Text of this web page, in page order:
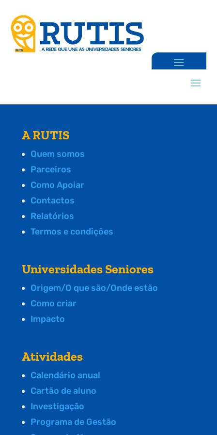
A RUTIS
Quem somos
Parceiros
Como Apoiar
Contactos
Relatórios
Termos e condições
Universidades Seniores
Origem/O que são/Onde estão
Como criar
Impacto
Atividades
Calendário anual
Cartão de aluno
Investigação
Programa de Gestão